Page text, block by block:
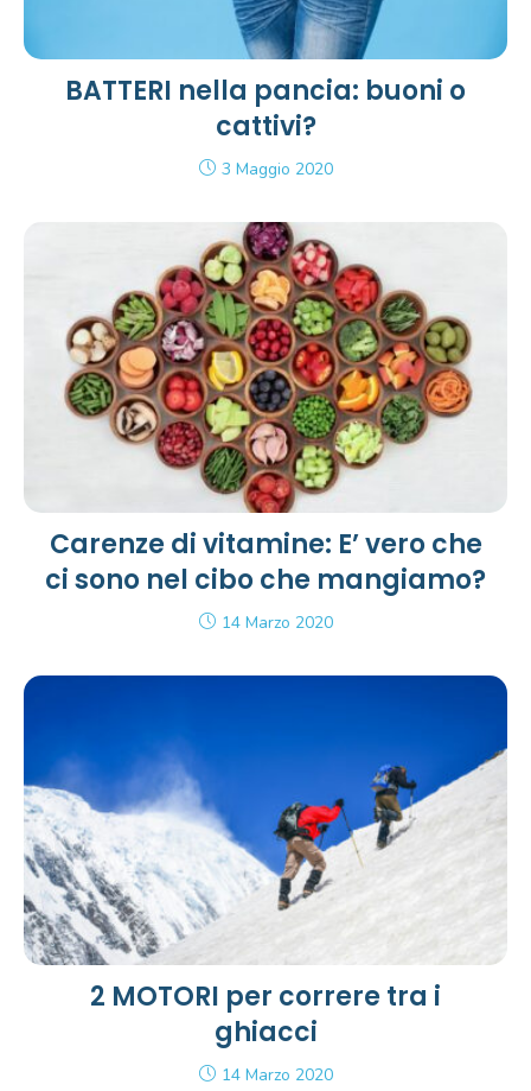
BATTERI nella pancia: buoni o
cattivi?
3 Maggio 2020
Carenze di vitamine: E’ vero che
ci sono nel cibo che mangiamo?
14 Marzo 2020
2 MOTORI per correre tra i
ghiacci
14 Marzo 2020